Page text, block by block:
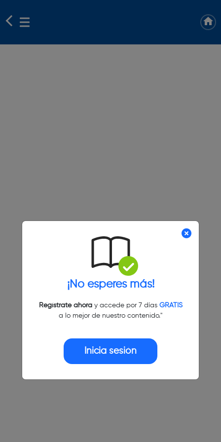
¡No esperes más!
Regístrate ahoray accede por 7 días GRATIS
a lo mejor de nuestro contenido."
Inicia sesión